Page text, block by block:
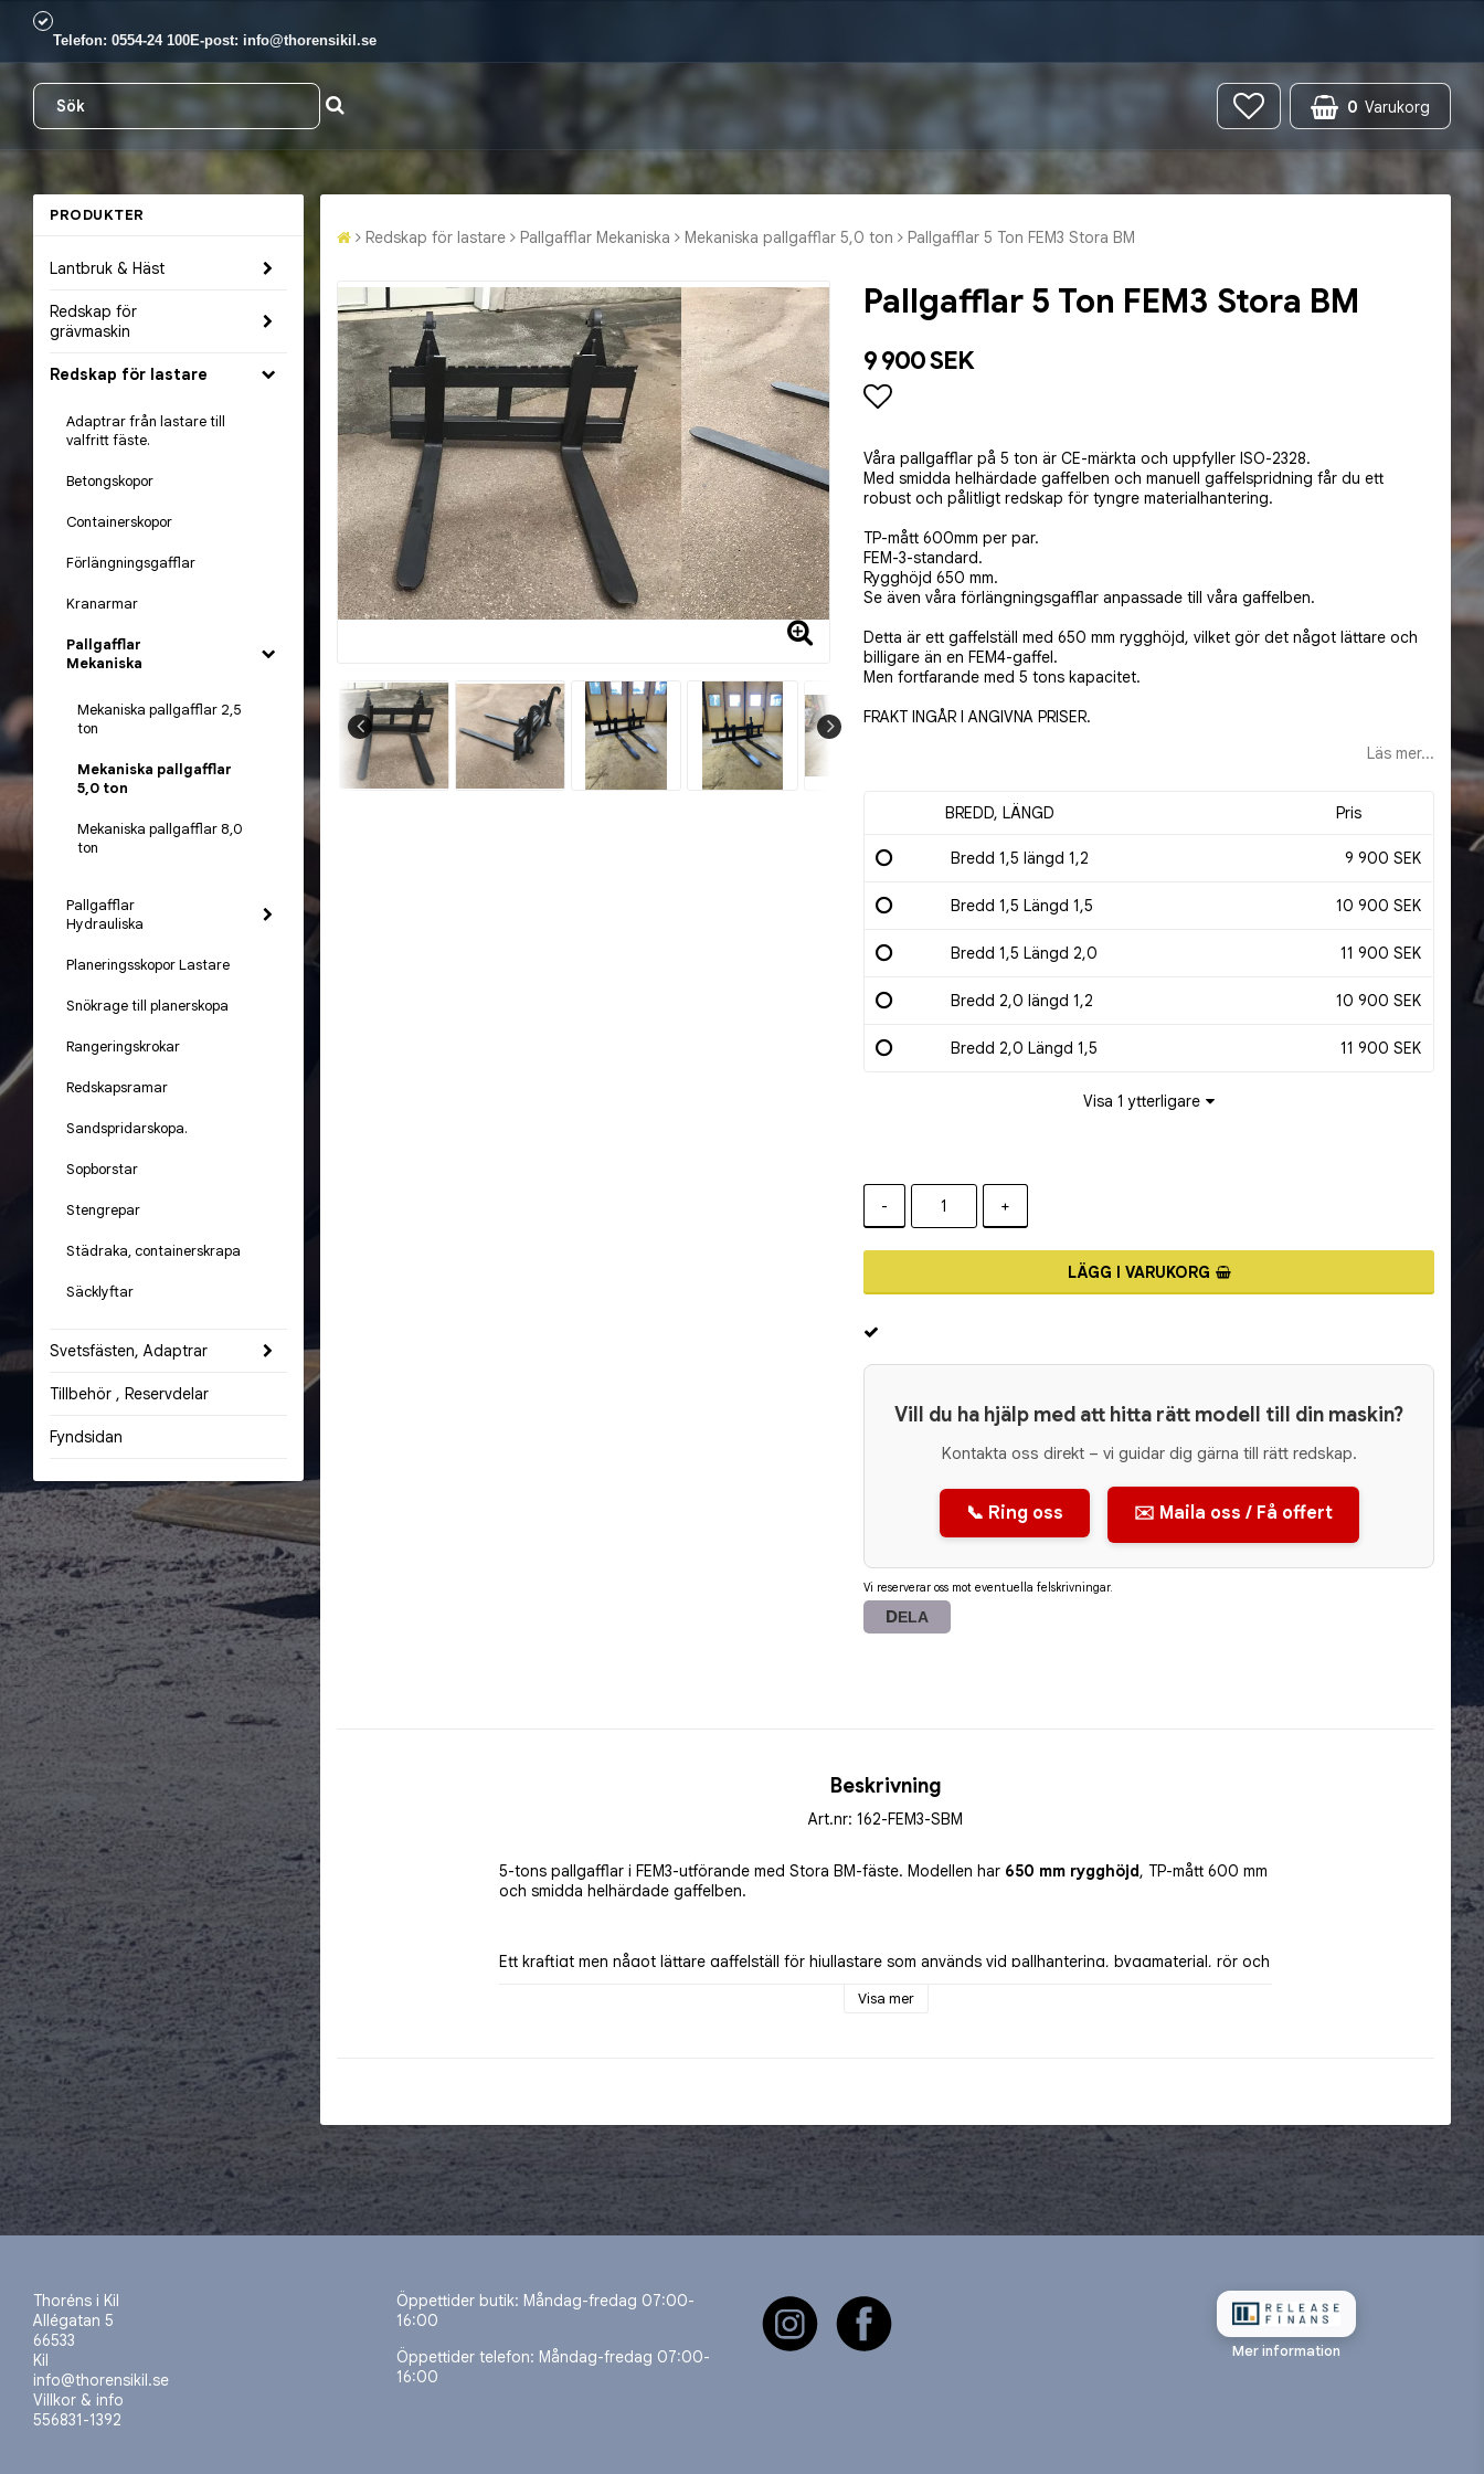
Telefon: 0554-24 100E-post: info@thorensikil.se
0 Varukorg
PRODUKTER
Lantbruk & Häst
Redskap för
grävmaskin
Redskap för lastare
Adaptrar från lastare till
valfritt fäste.
Betongskopor
Containerskopor
Förlängningsgafflar
Kranarmar
Pallgafflar
Mekaniska
Mekaniska pallgafflar 2,5
ton
Mekaniska pallgafflar
5,0 ton
Mekaniska pallgafflar 8,0
ton
Pallgafflar
Hydrauliska
Planeringsskopor Lastare
Snökrage till planerskopa
Rangeringskrokar
Redskapsramar
Sandspridarskopa.
Sopborstar
Stengrepar
Städraka, containerskrapa
Säcklyftar
Svetsfästen, Adaptrar
Tillbehör , Reservdelar
Fyndsidan
Redskap för lastare Pallgafflar Mekaniska Mekaniska pallgafflar 5,0 ton Pallgafflar 5 Ton FEM3 Stora BM
Pallgafflar 5 Ton FEM3 Stora BM
9 900 SEK
Våra pallgafflar på 5 ton är CE-märkta och uppfyller ISO-2328.
Med smidda helhärdade gaffelben och manuell gaffelspridning får du ett
robust och pålitligt redskap för tyngre materialhantering.
TP-mått 600mm per par.
FEM-3-standard.
Rygghöjd 650 mm.
Se även våra förlängningsgafflar anpassade till våra gaffelben.
Detta är ett gaffelställ med 650 mm rygghöjd, vilket gör det något lättare och
billigare än en FEM4-gaffel.
Men fortfarande med 5 tons kapacitet.
FRAKT INGÅR I ANGIVNA PRISER.
Läs mer...
BREDD, LÄNGD Pris
Bredd 1,5 längd 1,2 9 900 SEK
Bredd 1,5 Längd 1,5 10 900 SEK
Bredd 1,5 Längd 2,0 11 900 SEK
Bredd 2,0 längd 1,2 10 900 SEK
Bredd 2,0 Längd 1,5 11 900 SEK
Visa 1 ytterligare
- +
LÄGG I VARUKORG
Vill du ha hjälp med att hitta rätt modell till din maskin?
Kontakta oss direkt – vi guidar dig gärna till rätt redskap.
📞 Ring oss ✉️ Maila oss / Få offert
Vi reserverar oss mot eventuella felskrivningar.
DELA
Beskrivning
Art.nr: 162-FEM3-SBM
5-tons pallgafflar i FEM3-utförande med Stora BM-fäste. Modellen har 650 mm rygghöjd, TP-mått 600 mm
och smidda helhärdade gaffelben.
Ett kraftigt men något lättare gaffelställ för hjullastare som används vid pallhantering, byggmaterial, rör och
Visa mer
Thoréns i Kil
Allégatan 5
66533
Kil
info@thorensikil.se
Villkor & info
556831-1392
Öppettider butik: Måndag-fredag 07:00-
16:00
Öppettider telefon: Måndag-fredag 07:00-
16:00
Mer information